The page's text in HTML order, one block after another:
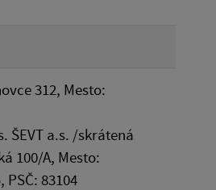
312, Mesto:
ŠEVT a.s. /skrátená
100/A, Mesto:
83104